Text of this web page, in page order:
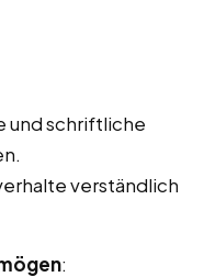
und schriftliche
verständlich
: